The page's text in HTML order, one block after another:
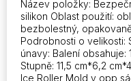
Název položky:
silikon Oblast použití:
bezbolestný,
Podrobnosti o velikosti:
únavy: Balení obsahuje:
Stupně: 11,5 cm*6,2
Ice Roller Mold v opp